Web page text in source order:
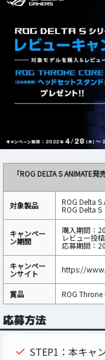
「ROG DELTA S ANIMATE
対象製品 ROG Delta S
ROG Delta S
キャンペー
ン期間
購入期間：
レビュー投
応募期間：
キャンペー
ンサイト https://
賞品 ROG Throne
応募方法
STEP1：本キャ